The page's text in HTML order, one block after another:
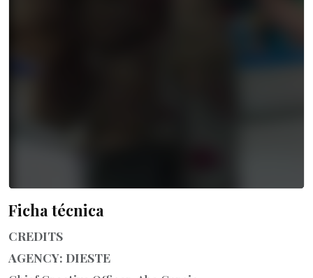
Ficha técnica
CREDITS
AGENCY: DIESTE